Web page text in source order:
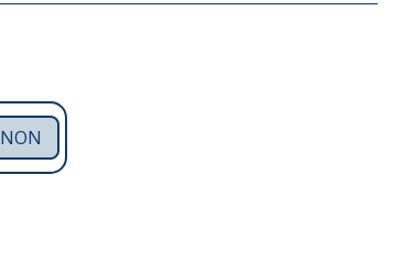
NON